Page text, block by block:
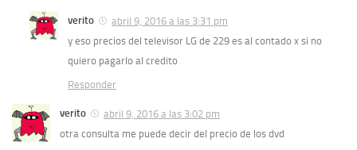
verito
abril 9, 2016 a las 3:31 pm
y eso precios del televisor LG de 229 es al contado x si no
quiero pagarlo al credito
Responder
verito
abril 9, 2016 a las 3:02 pm
otra consulta me puede decir del precio de los dvd